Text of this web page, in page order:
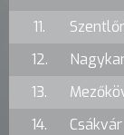
11.
12.
13.
14.
Csákvár